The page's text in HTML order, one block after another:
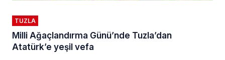
TUZLA
Milli Ağaçlandırma Günü’nde Tuzla’dan
Atatürk’e yeşil vefa